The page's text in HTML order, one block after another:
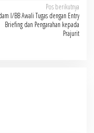
Pos berikutnya
I/BB Awali Tugas dengan Entry
Briefing dan Pengarahan kepada
Prajurit